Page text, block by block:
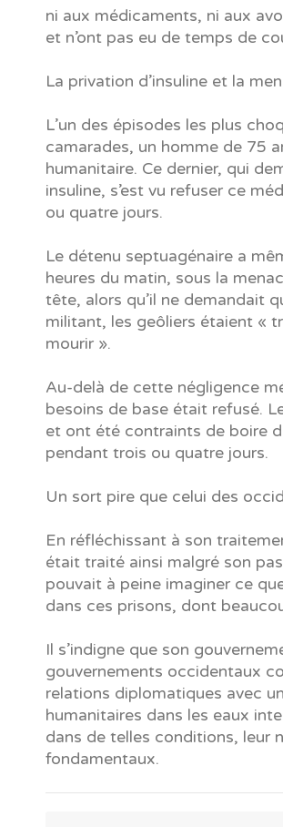
ni aux médicaments, ni aux
et n’ont pas eu de temps de
La privation d’insuline et la
L’un des épisodes les plus
camarades, un homme de 75
humanitaire. Ce dernier, qui
insuline, s’est vu refuser ce
ou quatre jours.
Le détenu septuagénaire a
heures du matin, sous la
tête, alors qu’il ne demandait
militant, les geôliers étaient «
mourir ».
Au-delà de cette négligence
besoins de base était refusé.
et ont été contraints de boire
pendant trois ou quatre jours.
Un sort pire que celui des
En réfléchissant à son
était traité ainsi malgré son
pouvait à peine imaginer ce
dans ces prisons, dont
Il s’indigne que son
gouvernements occidentaux
relations diplomatiques avec
humanitaires dans les eaux
dans de telles conditions, leur
fondamentaux.